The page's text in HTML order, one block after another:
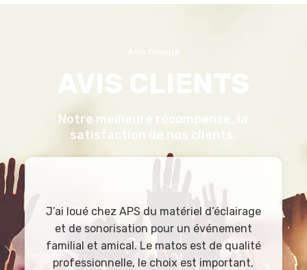
AVIS CLIENTS
Notre meilleure récompense, la
satisfaction de nos clients.
J’ai loué chez APS du matériel d’éclairage
et de sonorisation pour un événement
familial et amical. Le matos est de qualité
professionnelle, le choix est important,